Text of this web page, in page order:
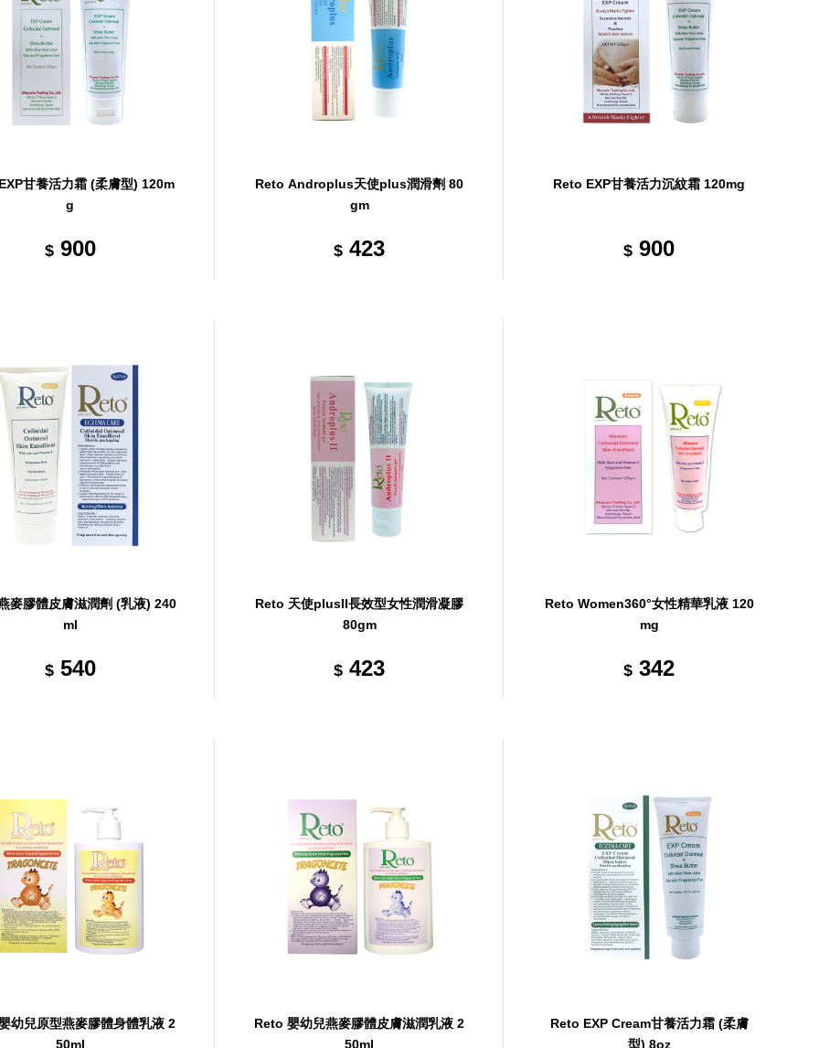
甘養活力霜 (柔膚型) 120m
g
$900
Reto Androplus天使plus潤滑劑 80
gm
$ 423
Reto EXP甘養活力沉紋霜 120mg
$ 900
麥膠體皮膚滋潤劑 (乳液) 240
ml
$540
Reto 天使plusII長效型女性潤滑凝膠
80gm
$ 423
Reto Women360°女性精華乳液 120
mg
$ 342
幼兒原型燕麥膠體身體乳液 2
50ml
Reto 嬰幼兒燕麥膠體皮膚滋潤乳液 2
50ml
Reto EXP Cream甘養活力霜 (柔膚
型) 8oz